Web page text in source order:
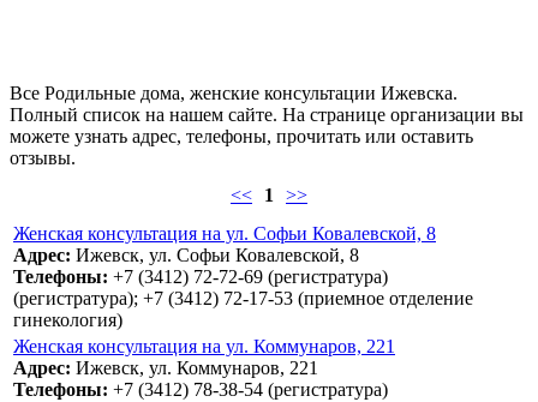
Все Родильные дома, женские консультации Ижевска.
Полный список на нашем сайте. На странице организации вы
можете узнать адрес, телефоны, прочитать или оставить
отзывы.
<<
1 >>
Женская консультация на ул. Софьи Ковалевской, 8
Адрес: Ижевск, ул. Софьи Ковалевской, 8
Телефоны: +7 (3412) 72-72-69 (регистратура)
(регистратура); +7 (3412) 72-17-53 (приемное отделение
гинекология)
Женская консультация на ул. Коммунаров, 221
Адрес: Ижевск, ул. Коммунаров, 221
Телефоны: +7 (3412) 78-38-54 (регистратура)